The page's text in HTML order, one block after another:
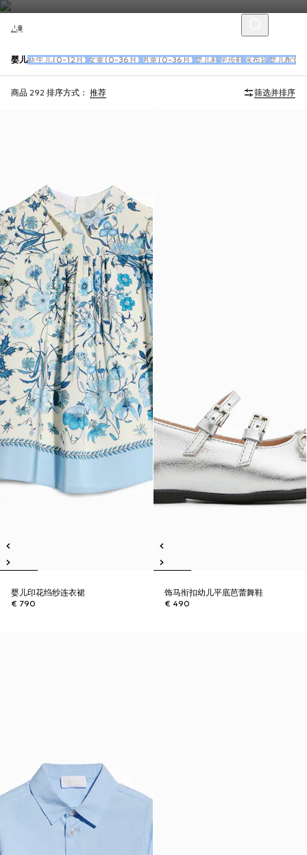
儿童
婴儿新生儿(0-12月) 女童(0-36月) 男童(0-36月) 婴儿鞋 学步鞋 尿布袋 婴儿配饰
商品 292 排序方式： 推荐 筛选并排序
婴儿印花绉纱连衣裙
€ 790
饰马衔扣幼儿平底芭蕾舞鞋
€ 490